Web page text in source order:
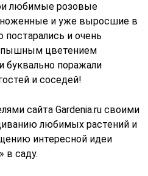
любимые розовые
и уже выросшие в
и очень
пышным цветением
буквально поражали
и соседей!
сайта Gardenia.ru своими
любимых растений и
интересной идеи
в саду.